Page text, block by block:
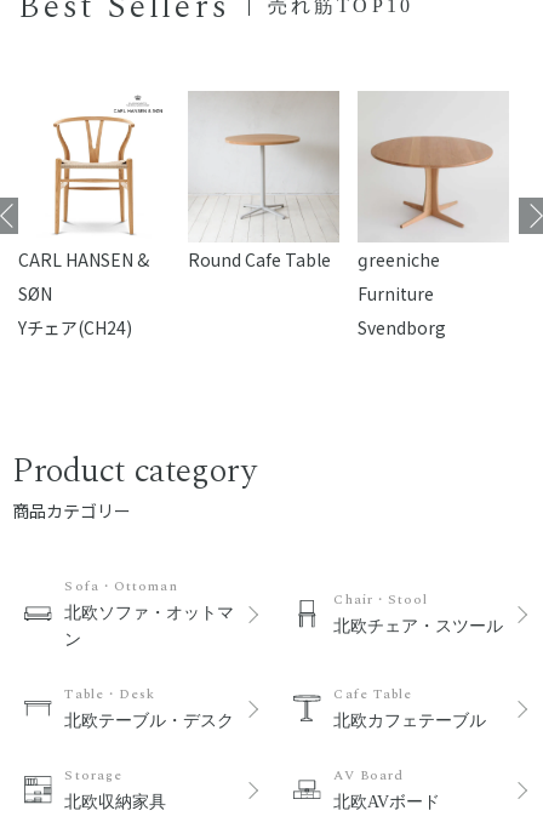
売れ筋TOP10
CARL HANSEN &
SØN
Yチェア(CH24)
Round Cafe Table
reeniche
Furniture
Svendborg
Product category
商品カテゴリー
Sofa・Ottoman
北欧ソファ・オットマ
ン
Chair・Stool
北欧チェア・スツール
Table・Desk
北欧テーブル・デスク
Cafe Table
北欧カフェテーブル
Storage
北欧収納家具
AV Board
北欧AVボード